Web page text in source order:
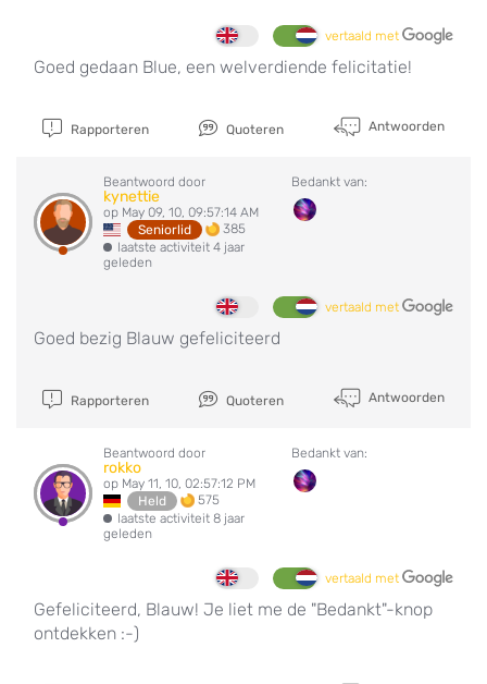
vertaald met
Goed gedaan Blue, een welverdiende felicitatie!
Rapporteren Quoteren Antwoorden
Beantwoord door
kynettie
op May 09, 10, 09:57:14 AM
Seniorlid
385
laatste activiteit 4 jaar
geleden
Bedankt van:
vertaald met
Goed bezig Blauw gefeliciteerd
Rapporteren Quoteren Antwoorden
Beantwoord door
rokko
op May 11, 10, 02:57:12 PM
Held
575
laatste activiteit 8 jaar
geleden
Bedankt van:
vertaald met
Gefeliciteerd, Blauw! Je liet me de "Bedankt"-knop
ontdekken :-)